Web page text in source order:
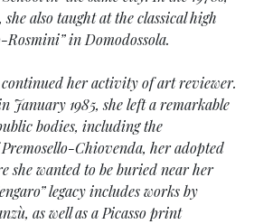
also taught at the classical high
Rosmini” in Domodossola.
continued her activity of art reviewer.
January 1985, she left a remarkable
bodies, including the
Chiovenda, her adopted
she wanted to be buried near her
legacy includes works by
as well as a Picasso print